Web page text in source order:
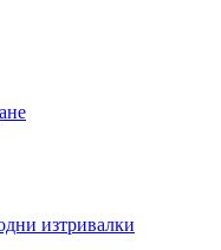
изтривалки